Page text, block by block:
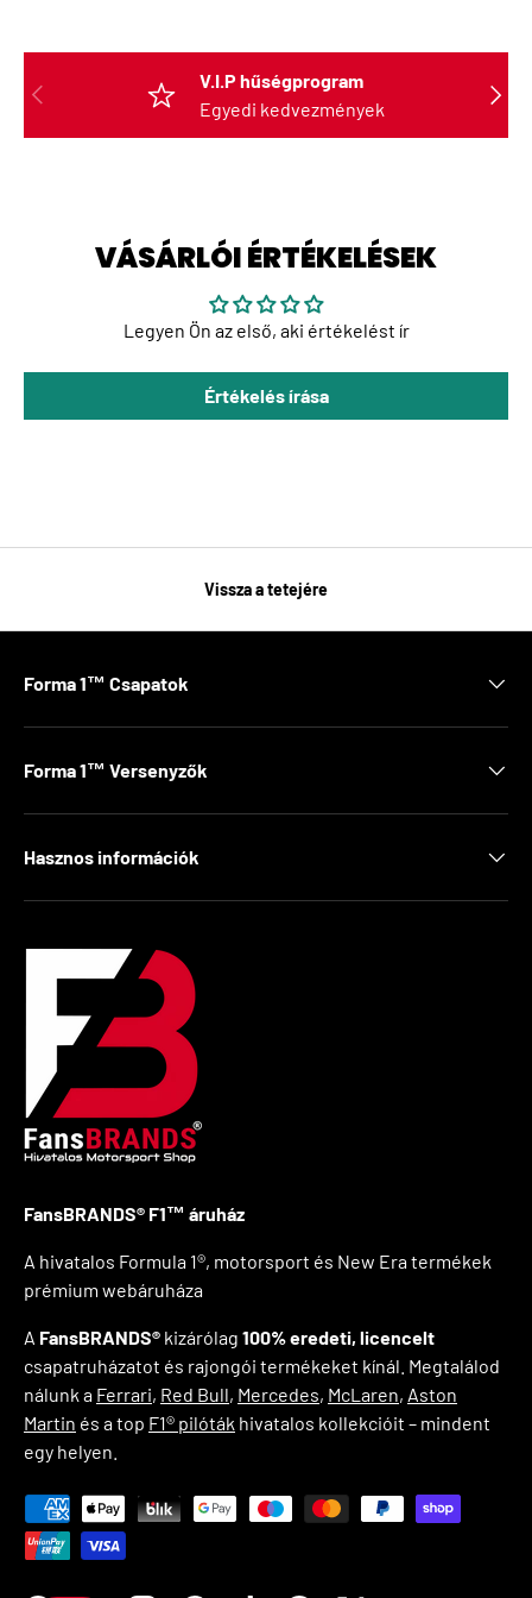
ELŐZŐ
V.I.P hűségprogram
Egyedi kedvezmények
VÁSÁRLÓI ÉRTÉKELÉSEK
Legyen Ön az első, aki értékelést ír
Értékelés írása
Vissza a tetejére
Forma 1™ Csapatok
Forma 1™ Versenyzők
Hasznos információk
FansBRANDS® F1™ áruház
A hivatalos Formula 1®, motorsport és New Era termékek
prémium webáruháza
A FansBRANDS® kizárólag 100% eredeti, licencelt
csapatruházatot és rajongói termékeket kínál. Megtalálod
nálunk a Ferrari, Red Bull, Mercedes, McLaren, Aston
Martin és a top F1® pilóták hivatalos kollekcióit – mindent
egy helyen.
Elfogadott fizetési módok